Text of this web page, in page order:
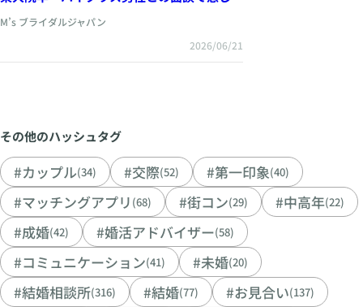
こと ～本当に選ばれる女性に共通するもの
～
M’s ブライダルジャパン
2026/06/21
その他のハッシュタグ
#カップル(34) #交際(52) #第一印象(40)
#マッチングアプリ (68) #街コン(29) #中高年(22)
#成婚(42) #婚活アドバイザー(58)
#コミュニケーション(41) #未婚(20)
#結婚相談所(316) #結婚(77) #お見合い(137)